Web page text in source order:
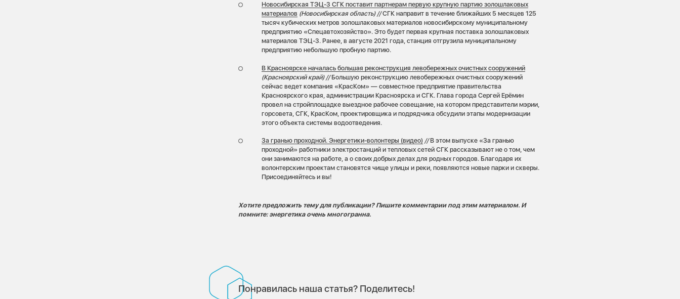
Новосибирская ТЭЦ-3 СГК поставит партнерам первую крупную партию золошлаковых
материалов (Новосибирская область) //СГК направит в течение ближайших 5 месяцев 125
тысяч кубических метров золошлаковых материалов новосибирскому муниципальному
предприятию «Спецавтохозяйство». Это будет первая крупная поставка золошлаковых
материалов ТЭЦ-3. Ранее, в августе 2021 года, станция отгрузила муниципальному
предприятию небольшую пробную партию.
В Красноярске началась большая реконструкция левобережных очистных сооружений
(Красноярский край) //Большую реконструкцию левобережных очистных сооружений
сейчас ведет компания «КрасКом» — совместное предприятие правительства
Красноярского края, администрации Красноярска и СГК. Глава города Сергей Ерёмин
провел на стройплощадке выездное рабочее совещание, на котором представители мэрии,
горсовета, СГК, КрасКом, проектировщика и подрядчика обсудили этапы модернизации
этого объекта системы водоотведения.
За гранью проходной. Энергетики-волонтеры (видео) //В этом выпуске «За гранью
проходной» работники электростанций и тепловых сетей СГК рассказывают не о том, чем
они занимаются на работе, а о своих добрых делах для родных городов. Благодаря их
волонтерским проектам становятся чище улицы и реки, появляются новые парки и скверы.
Присоединяйтесь и вы!
Хотите предложить тему для публикации? Пишите комментарии под этим материалом. И
помните: энергетика очень многогранна.
Понравилась наша статья? Поделитесь!